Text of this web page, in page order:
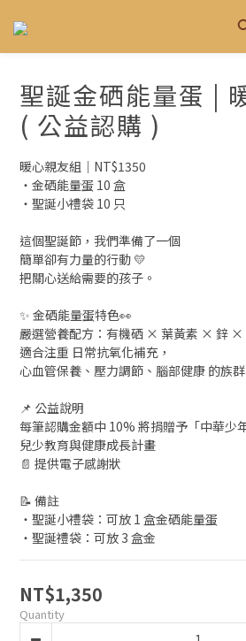
聖誕金硒能量蛋 |
( 公益認購 )
暖心親友組｜NT$1350
・金硒能量蛋 10 盒
・聖誕小禮袋 10 只
這個聖誕節，我們準備了一個
簡單卻有力量的行動 💛
把關心送給需要的孩子。
✨ 金硒能量蛋特色👀
嚴選營養配方：有機硒 × 葉黃素 × 鋅 ×
適合注重 日常抗氧化補充，
心血管保養、壓力調節、腦部健康 的族
📌 公益說明
每筆認購金額中 10% 將捐贈予「中華少
兒少教育與健康成長計畫
📄 提供電子感謝狀
📝 備註
・聖誕小禮袋：可放 1 盒金硒能量蛋
・聖誕禮袋：可放 3 盒金
NT$1,350
Quantity